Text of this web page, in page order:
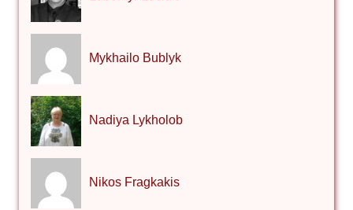
Mykhailo Bublyk
Nadiya Lykholob
Nikos Fragkakis